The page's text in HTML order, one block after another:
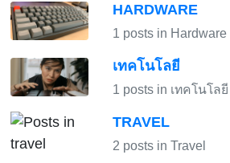
HARDWARE
1 posts in Hardware
เทคโนโลยี
1 posts in เทคโนโลยี
TRAVEL
2 posts in Travel